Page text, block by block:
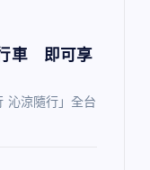
車 即可享
沁涼隨行」全台